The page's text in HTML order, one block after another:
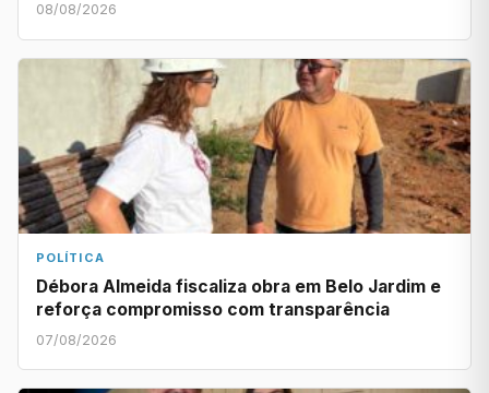
08/08/2026
POLÍTICA
Débora Almeida fiscaliza obra em Belo Jardim e
reforça compromisso com transparência
07/08/2026